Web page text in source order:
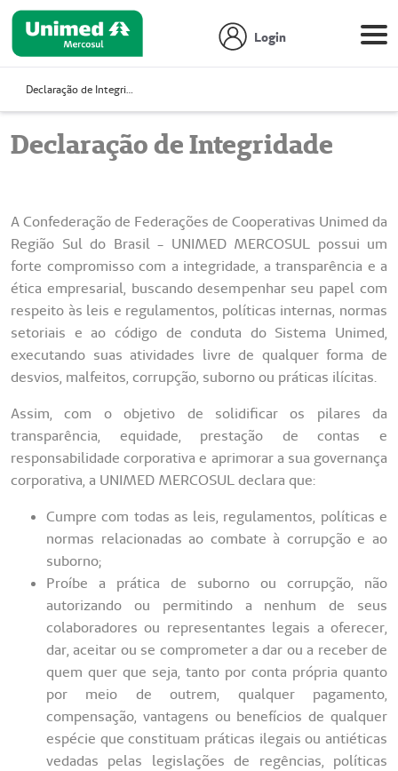
Login
Declaração de Integridade
Declaração de Integridade
A Confederação de Federações de Cooperativas Unimed da
Região Sul do Brasil - UNIMED MERCOSUL possui um
forte compromisso com a integridade, a transparência e a
ética empresarial, buscando desempenhar seu papel com
respeito às leis e regulamentos, políticas internas, normas
setoriais e ao código de conduta do Sistema Unimed,
executando suas atividades livre de qualquer forma de
desvios, malfeitos, corrupção, suborno ou práticas ilícitas.
Assim, com o objetivo de solidificar os pilares da
transparência, equidade, prestação de contas e
responsabilidade corporativa e aprimorar a sua governança
corporativa, a UNIMED MERCOSUL declara que:
Cumpre com todas as leis, regulamentos, políticas e
normas relacionadas ao combate à corrupção e ao
suborno;
Proíbe a prática de suborno ou corrupção, não
autorizando ou permitindo a nenhum de seus
colaboradores ou representantes legais a oferecer,
dar, aceitar ou se comprometer a dar ou a receber de
quem quer que seja, tanto por conta própria quanto
por meio de outrem, qualquer pagamento,
compensação, vantagens ou benefícios de qualquer
espécie que constituam práticas ilegais ou antiéticas
vedadas pelas legislações de regências, políticas